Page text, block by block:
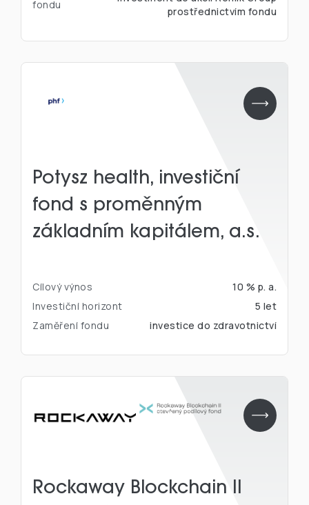
fondu
prostřednictvím fondu
Potysz health, investiční
fond s proměnným
základním kapitálem, a.s.
Cílový výnos
10 % p. a.
Investiční horizont
5 let
Zaměření fondu
investice do zdravotnictví
Rockaway Blockchain II